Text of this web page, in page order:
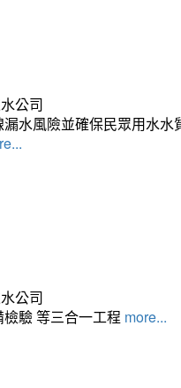
公司
水風險並確保民眾用水
公司
驗 等三合一工程 more...